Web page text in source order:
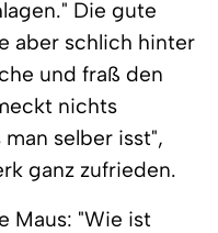
Die gute
aber schlich hinter
und fraß den
nichts
man selber isst",
ganz zufrieden.
Maus: "Wie ist